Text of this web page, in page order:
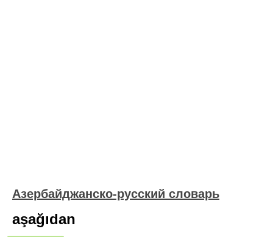
Азербайджанско-русский словарь
aşağıdan